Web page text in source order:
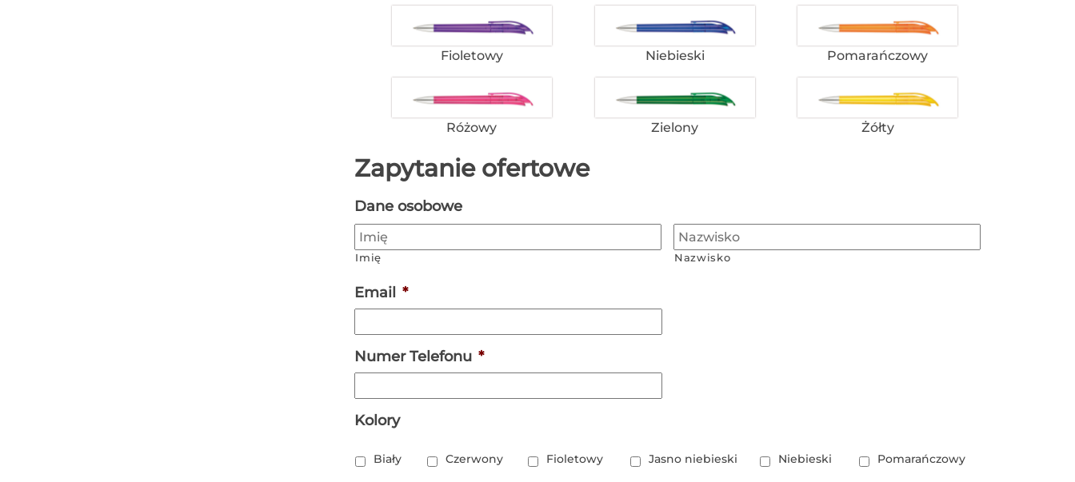
Fioletowy Niebieski Pomarańczowy
Różowy Zielony Żółty
Zapytanie ofertowe
Dane osobowe
Imię Nazwisko
Email *
Numer Telefonu *
Kolory
Biały Czerwony Fioletowy Jasno niebieski Niebieski Pomarańczowy